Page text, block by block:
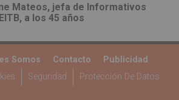
Mateos, jefa de Informativos
a los 45 años
Somos Contacto
Publicidad
Seguridad Protección De Datos